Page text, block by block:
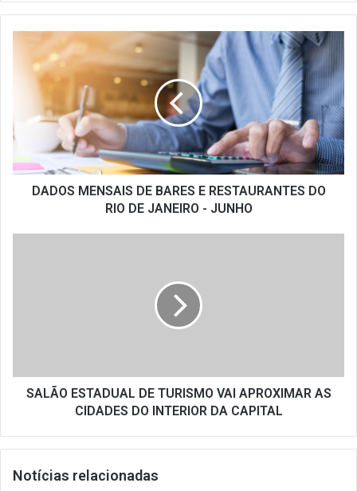
DADOS
MENSAIS
BARES
RESTAURANTES
DO
RIO
DE
JANEIRO
DADOS MENSAIS DE BARES E RESTAURANTES DO
RIO DE JANEIRO - JUNHO
DO
INTERIOR
SALÃO ESTADUAL DE TURISMO VAI APROXIMAR AS
CIDADES DO INTERIOR DA CAPITAL
Notícias relacionadas